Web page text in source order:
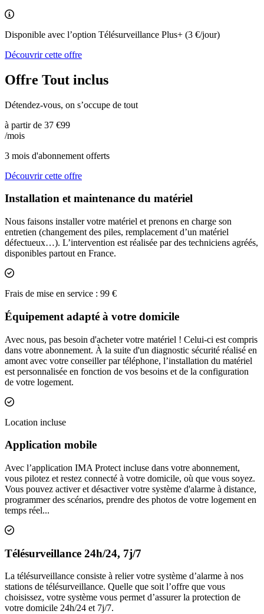
Inclus sous-condition
Disponible avec l’option Télésurveillance Plus+ (3 €/jour)
Découvrir cette offre
Offre Tout inclus
Détendez-vous, on s’occupe de tout
à partir de 37 €99
/mois
3 mois d'abonnement offerts
Découvrir cette offre
Installation et maintenance du matériel
Nous faisons installer votre matériel et prenons en charge son
entretien (changement des piles, remplacement d’un matériel
défectueux…). L’intervention est réalisée par des techniciens agréés,
disponibles partout en France.
Inclus
Frais de mise en service : 99 €
Équipement adapté à votre domicile
Avec nous, pas besoin d'acheter votre matériel ! Celui-ci est compris
dans votre abonnement. À la suite d'un diagnostic sécurité réalisé en
amont avec votre conseiller par téléphone, l’installation du matériel
est personnalisée en fonction de vos besoins et de la configuration
de votre logement.
Inclus
Location incluse
Application mobile
Avec l’application IMA Protect incluse dans votre abonnement,
vous pilotez et restez connecté à votre domicile, où que vous soyez.
Vous pouvez activer et désactiver votre système d'alarme à distance,
programmer des scénarios, prendre des photos de votre logement en
temps réel...
Inclus
Télésurveillance 24h/24, 7j/7
La télésurveillance consiste à relier votre système d’alarme à nos
stations de télésurveillance. Quelle que soit l’offre que vous
choisissez, votre système vous permet d’assurer la protection de
votre domicile 24h/24 et 7j/7.